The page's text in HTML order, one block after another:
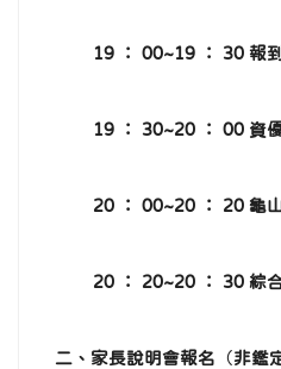
19 ： 00~19 ： 30 報
19 ： 30~20 ： 00 資優
20 ： 00~20 ： 20 龜山
20 ： 20~20 ： 30 綜
二、家長說明會報名 （ 非鑑